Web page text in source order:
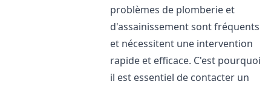
problèmes de plomberie et
d'assainissement sont fréquents
et nécessitent une intervention
rapide et efficace. C'est pourquoi
il est essentiel de contacter un